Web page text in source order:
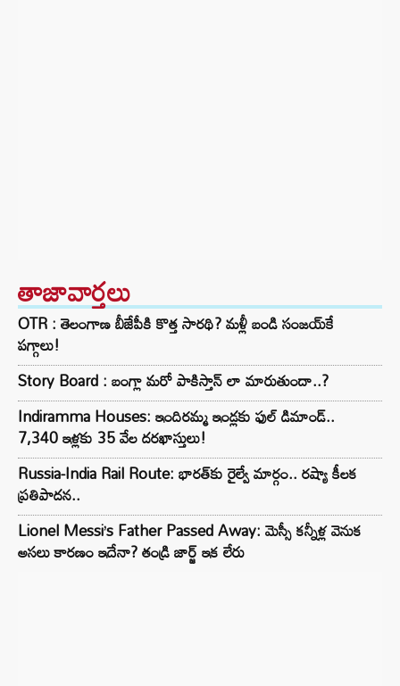
తాజావార్తలు
OTR : తెలంగాణ బీజేపీకి కొత్త సారథి? మళ్లీ బండి సంజయ్‌కే
పగ్గాలు!
Story Board : బంగ్లా మరో పాకిస్తాన్ లా మారుతుందా..?
Indiramma Houses: ఇందిరమ్మ ఇండ్లకు ఫుల్ డిమాండ్..
7,340 ఇళ్లకు 35 వేల దరఖాస్తులు!
Russia-India Rail Route: భారత్‌కు రైల్వే మార్గం.. రష్యా కీలక
ప్రతిపాదన..
Lionel Messi’s Father Passed Away: మెస్సీ కన్నీళ్ల వెనుక
అసలు కారణం ఇదేనా? తండ్రి జార్జ్ ఇక లేరు